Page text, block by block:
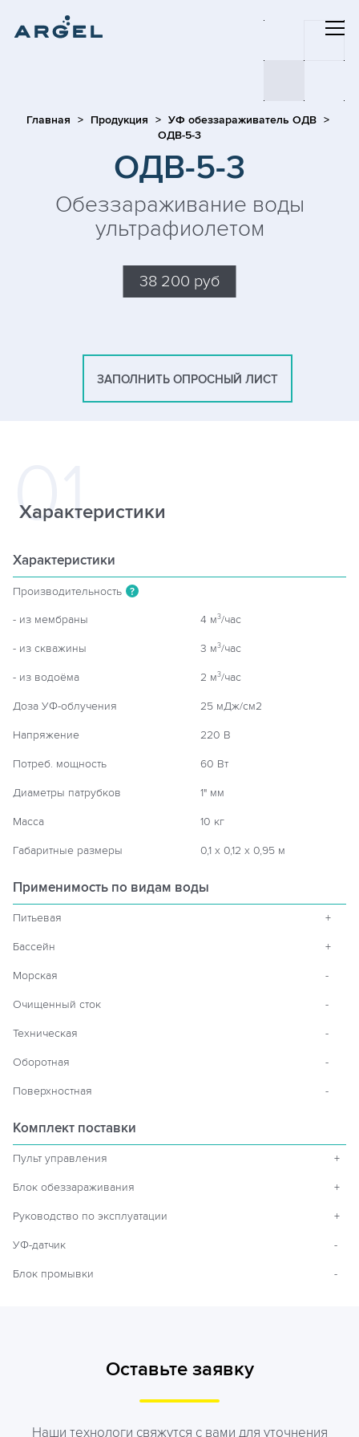
Главная Продукция
УФ обеззараживатель ОДВ
ОДВ-5-3
ОДВ-5-3
Обеззараживание воды
ультрафиолетом
38 200 руб
ЗАПОЛНИТЬ ОПРОСНЫЙ ЛИСТ
Характеристики
Характеристики
Производительность ?
- из мембраны 4 м3/час
- из скважины 3 м3/час
- из водоёма 2 м3/час
Доза УФ-облучения 25 мДж/см2
Напряжение 220 В
Потреб. мощность 60 Вт
Диаметры патрубков 1" мм
Масса 10 кг
Габаритные размеры 0,1 х 0,12 х 0,95 м
Применимость по видам воды
Питьевая +
Бассейн +
Морская -
Очищенный сток -
Техническая -
Оборотная -
Поверхностная -
Комплект поставки
Пульт управления +
Блок обеззараживания +
Руководство по эксплуатации +
УФ-датчик -
Блок промывки -
Оставьте заявку
Наши технологи свяжутся с вами для уточнения